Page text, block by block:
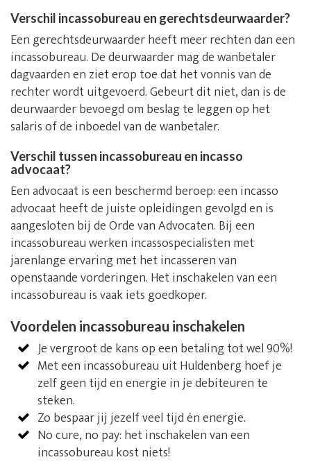
Verschil incassobureau en gerechtsdeurwaarder?
Een gerechtsdeurwaarder heeft meer rechten dan een
incassobureau. De deurwaarder mag de wanbetaler
dagvaarden en ziet erop toe dat het vonnis van de
rechter wordt uitgevoerd. Gebeurt dit niet, dan is de
deurwaarder bevoegd om beslag te leggen op het
salaris of de inboedel van de wanbetaler.
Verschil tussen incassobureau en incasso
advocaat?
Een advocaat is een beschermd beroep: een incasso
advocaat heeft de juiste opleidingen gevolgd en is
aangesloten bij de Orde van Advocaten. Bij een
incassobureau werken incassospecialisten met
jarenlange ervaring met het incasseren van
openstaande vorderingen. Het inschakelen van een
incassobureau is vaak iets goedkoper.
Voordelen incassobureau inschakelen
Je vergroot de kans op een betaling tot wel 90%!
Met een incassobureau uit Huldenberg hoef je
zelf geen tijd en energie in je debiteuren te
steken.
Zo bespaar jij jezelf veel tijd én energie.
No cure, no pay: het inschakelen van een
incassobureau kost niets!